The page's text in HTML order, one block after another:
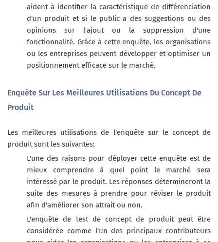
aident à identifier la caractéristique de différenciation
d'un produit et si le public a des suggestions ou des
opinions sur l'ajout ou la suppression d'une
fonctionnalité. Grâce à cette enquête, les organisations
ou les entreprises peuvent développer et optimiser un
positionnement efficace sur le marché.
Enquête Sur Les Meilleures Utilisations Du Concept De
Produit
Les meilleures utilisations de l'enquête sur le concept de
produit sont les suivantes:
L'une des raisons pour déployer cette enquête est de
mieux comprendre à quel point le marché sera
intéressé par le produit. Les réponses détermineront la
suite des mesures à prendre pour réviser le produit
afin d'améliorer son attrait ou non.
L'enquête de test de concept de produit peut être
considérée comme l'un des principaux contributeurs